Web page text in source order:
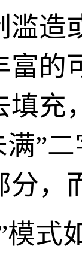
滥造
的
填充
满”
分，
模式